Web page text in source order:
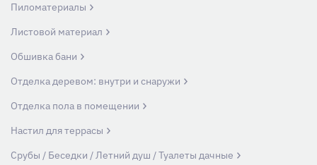
Пиломатериалы
Листовой материал
Обшивка бани
Отделка деревом: внутри и снаружи
Отделка пола в помещении
Настил для террасы
Срубы / Беседки / Летний душ / Туалеты дачные